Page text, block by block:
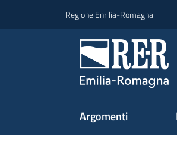
Regione Emilia-Romagna
Argomenti